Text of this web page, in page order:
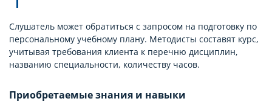
Слушатель может обратиться с запросом на подготовку по
персональному учебному плану. Методисты составят курс,
учитывая требования клиента к перечню дисциплин,
названию специальности, количеству часов.
Приобретаемые знания и навыки